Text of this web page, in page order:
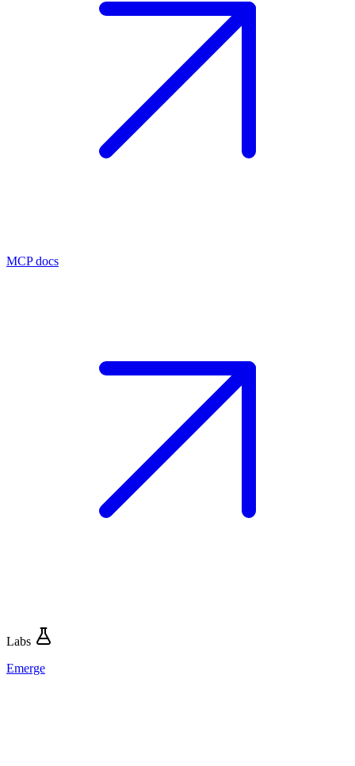
MCP docs
Labs
Emerge